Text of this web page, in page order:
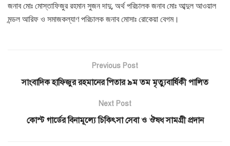
জনাব মোঃ মোস্তাফিজুর রহমান সুজন দাদু, অর্থ পরিচালক জনাব মোঃ আব্দুল আওয়াল
মন্ডল আরিফ ও সমাজকল্যাণ পরিচালক জনাব মোসাঃ রোকেয়া বেগম।
Previous Post
সাংবাদিক হাফিজুর রহমানের পিতার ৯ম তম মৃত্যুবার্ষিকী পালিত
Next Post
কোস্ট গার্ডের বিনামূল্যে চিকিৎসা সেবা ও ঔষধ সামগ্রী প্রদান